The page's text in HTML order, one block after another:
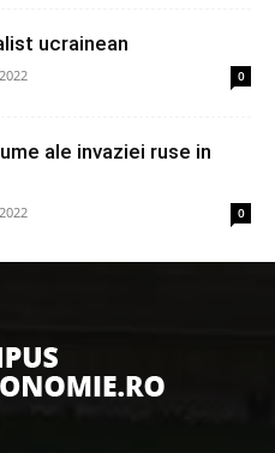
ucrainean
0
ale invaziei ruse in
0